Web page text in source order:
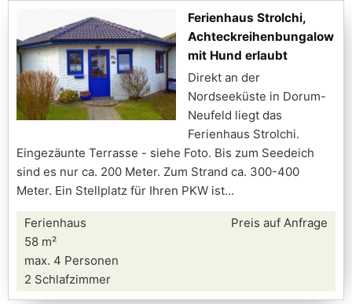
Ferienhaus Strolchi,
Achteckreihenbungalow
mit Hund erlaubt
Direkt an der
Nordseeküste in Dorum-
Neufeld liegt das
Ferienhaus Strolchi.
Eingezäunte Terrasse - siehe Foto. Bis zum Seedeich
sind es nur ca. 200 Meter. Zum Strand ca. 300-400
Meter. Ein Stellplatz für Ihren PKW ist
Ferienhaus
58 m²
max. 4 Personen
2 Schlafzimmer
Preis auf Anfrage